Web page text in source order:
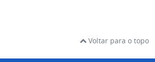
Voltar para o topo